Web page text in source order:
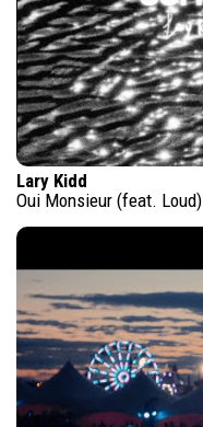
Lary Kidd
Oui Monsieur (feat. Loud)